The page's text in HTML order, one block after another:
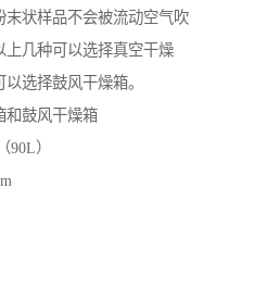
状样品不会被流动空气吹
几种可以选择真空干燥
选择鼓风干燥箱。
和鼓风干燥箱
90L）